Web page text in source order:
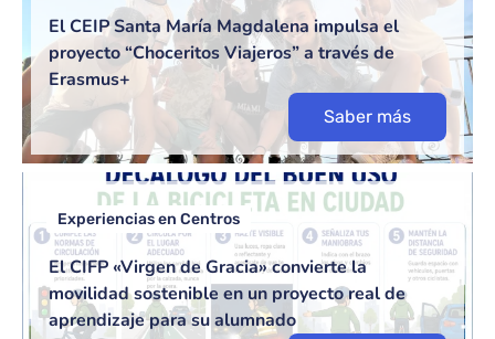
El CEIP Santa María Magdalena impulsa el
proyecto “Choceritos Viajeros” a través de
Erasmus+
Saber más
Experiencias en Centros
El CIFP «Virgen de Gracia» convierte la
movilidad sostenible en un proyecto real de
aprendizaje para su alumnado